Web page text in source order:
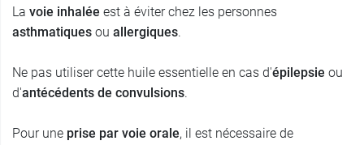
La voie inhalée est à éviter chez les personnes
asthmatiques ou allergiques.
Ne pas utiliser cette huile essentielle en cas d'épilepsie ou
d'antécédents de convulsions.
Pour une prise par voie orale, il est nécessaire de